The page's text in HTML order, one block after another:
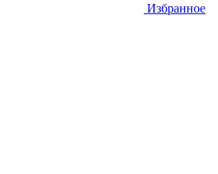
Избранное